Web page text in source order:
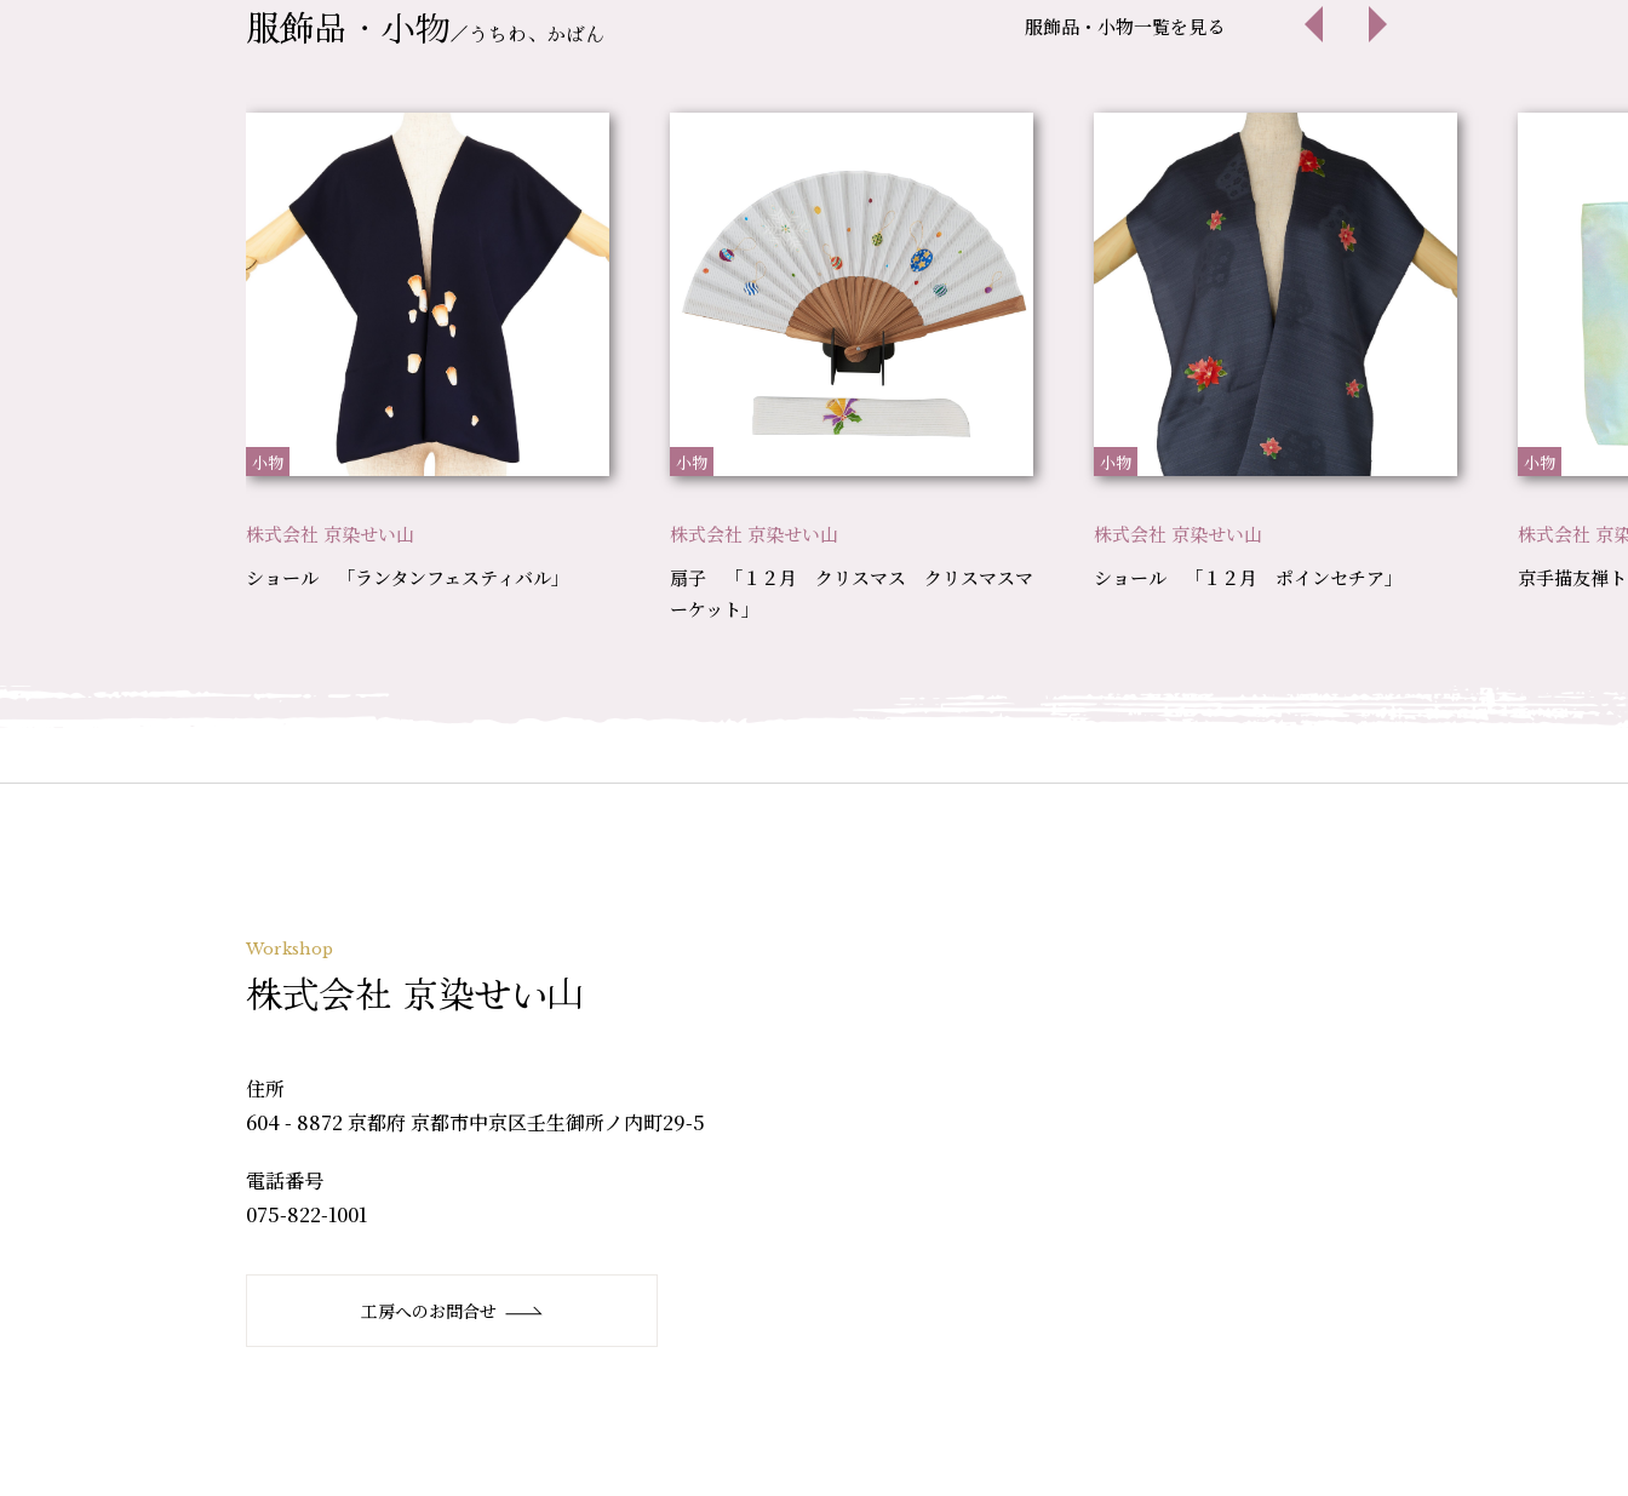
服飾品・小物／うちわ、かばん
服飾品・小物一覧を見る
小物
株式会社 京染せい山
ショール 「ランタンフェスティバル」
小物
株式会社 京染せい山
扇子 「１２月 クリスマス クリスマスマ
ーケット」
小物
株式会社 京染せい山
ショール 「１２月 ポインセチア」
小物
株式会社 京
京手描友禅
Workshop
株式会社 京染せい山
住所
604 - 8872 京都府 京都市中京区壬生御所ノ内町29-5
電話番号
075-822-1001
工房へのお問合せ